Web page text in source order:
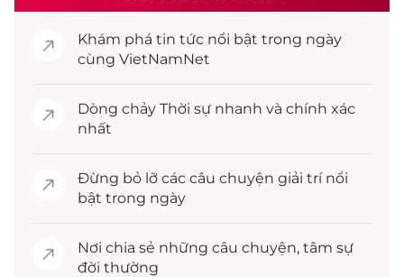
Khám phá tin tức nổi bật trong ngày
cùng VietNamNet
Dòng chảy Thời sự nhanh và chính xác
nhất
Đừng bỏ lỡ các câu chuyện giải trínổi
bật trong ngày
Nơi chia sẻ những câu chuyện, tâm sự
đời thường